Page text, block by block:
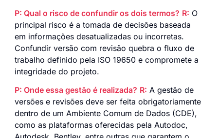
P: Qual o risco de confundir os dois termos? R: O
principal risco é a tomada de decisões baseada
em informações desatualizadas ou incorretas.
Confundir versão com revisão quebra o fluxo de
trabalho definido pela ISO 19650 e compromete a
integridade do projeto.
P: Onde essa gestão é realizada? R: A gestão de
versões e revisões deve ser feita obrigatoriamente
dentro de um Ambiente Comum de Dados (CDE),
como as plataformas oferecidas pela Autodoc,